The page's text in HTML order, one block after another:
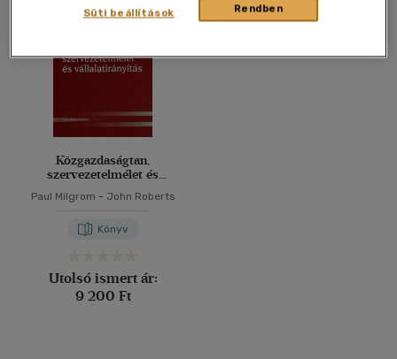
Alkalmaz
Közgazdaságtan,
szervezetelmélet és
Paul Milgrom - John Roberts
Könyv
Utolsó ismert ár:
9 200 Ft
Rendben
Süti beállítások